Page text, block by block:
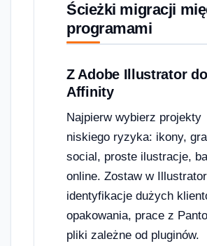
Ścieżki migracji
programami
Z Adobe Illustrator do
Affinity
Najpierw wybierz projekty
niskiego ryzyka: ikony,
social, proste ilustracje,
online. Zostaw w
identyfikacje dużych
opakowania, prace z
pliki zależne od pluginów.